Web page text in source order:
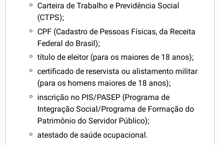
Carteira de Trabalho e Previdência Social
(CTPS);
CPF (Cadastro de Pessoas Físicas, da Receita
Federal do Brasil);
título de eleitor (para os maiores de 18 anos);
certificado de reservista ou alistamento militar
(para os homens maiores de 18 anos);
inscrição no PIS/PASEP (Programa de
Integração Social/Programa de Formação do
Patrimônio do Servidor Público);
atestado de saúde ocupacional.